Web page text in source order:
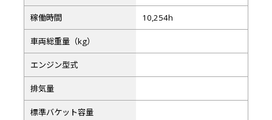
稼働時間 10,254h
車両総重量（kg）
エンジン型式
排気量
標準バケット容量